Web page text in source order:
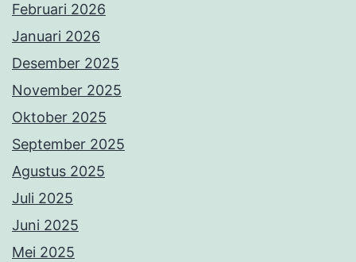
Februari 2026
Januari 2026
Desember 2025
November 2025
Oktober 2025
September 2025
Agustus 2025
Juli 2025
Juni 2025
Mei 2025